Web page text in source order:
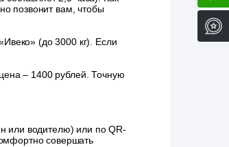
позвонит вам, чтобы
(до 3000 кг). Если
– 1400 рублей. Точную
или водителю) или по QR-
совершать